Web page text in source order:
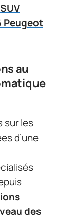
Peugeot
au
sur les
d’une
des